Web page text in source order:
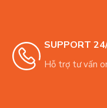
SUPPORT
Hỗ trợ tư vấn